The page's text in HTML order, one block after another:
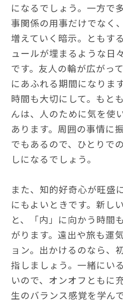
になるでしょう。一方で
事関係の用事だけでなく
増えていく暗示。ともす
ュールが埋まるような日
です。友人の輪が広がっ
にあふれる期間になりま
時間も大切にして。もと
んは、人のために気を使
あります。周囲の事情に
でもあるので、ひとりで
しになるでしょう。
また、知的好奇心が旺盛
にもよいときです。新し
と、「内」に向かう時間
がります。遠出や旅も運
ョン。出かけるのなら、
指しましょう。一緒にい
いので、オンオフともに
生のバランス感覚を学んで